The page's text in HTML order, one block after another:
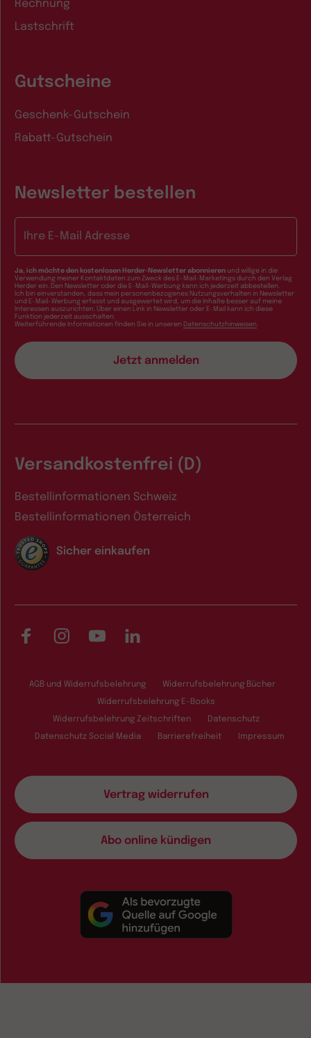
Rechnung
Lastschrift
Gutscheine
Geschenk-Gutschein
Rabatt-Gutschein
Newsletter bestellen
Ja, ich möchte den kostenlosen Herder-Newsletter abonnieren und willige in die
Verwendung meiner Kontaktdaten zum Zweck des E-Mail-Marketings durch den Verlag
Herder ein. Den Newsletter oder die E-Mail-Werbung kann ich jederzeit abbestellen.
Ich bin einverstanden, dass mein personenbezogenes Nutzungsverhalten in Newsletter
und E-Mail-Werbung erfasst und ausgewertet wird, um die Inhalte besser auf meine
Interessen auszurichten. Über einen Link in Newsletter oder E-Mail kann ich diese
Funktion jederzeit ausschalten.
Weiterführende Informationen finden Sie in unseren Datenschutzhinweisen
Versandkostenfrei (D)
Bestellinformationen Schweiz
Bestellinformationen Österreich
Sicher einkaufen
FacebookInstagramYouTubeLinkedIn
AGB und Widerrufsbelehrung Widerrufsbelehrung Bücher
Widerrufsbelehrung E-Books
Widerrufsbelehrung Zeitschriften Datenschutz
Datenschutz Social Media Barrierefreiheit Impressum
Vertrag widerrufen
Abo online kündigen